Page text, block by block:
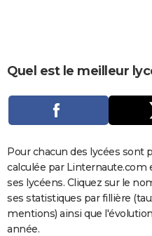
Dictionnaire
Biographies
Expressions
Proverbes
PROGRAMME TV
COPAINS D'AVANT
S'inscrire
Se connecter
Lycées
Collèges
Primaires
Universités
Entreprises
Service militaire
Avis de recherche
AVIS DE DÉCÈS
FORUM
Bricolage
Lifestyle
Culture
Sport
Auto
Television
Voyage
Cinema
Quel est le meilleur
Pour chacun des lycées sont
calculée par Linternaute.com
ses lycéens. Cliquez sur le
ses statistiques par fillière
mentions) ainsi que
année.